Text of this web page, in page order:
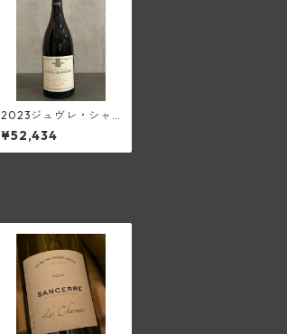
2023ジュヴレ・シャ
ンベルタン・オストレ
ア(トラペ)【1500ml/
マグナム】
¥52,434